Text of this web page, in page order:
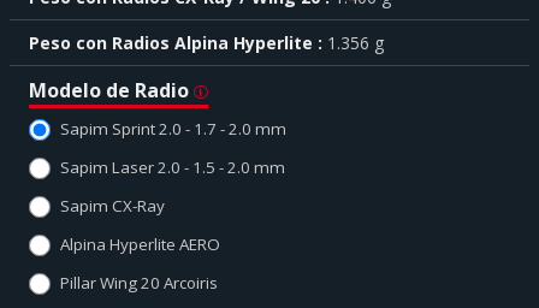
Peso con Radios Alpina Hyperlite
1.356 g
Modelo de Radio
Sapim Sprint 2.0 - 1.7 - 2.0 mm
Sapim Laser 2.0 - 1.5 - 2.0 mm
Sapim CX-Ray
Alpina Hyperlite AERO
Pillar Wing 20 Arcoiris